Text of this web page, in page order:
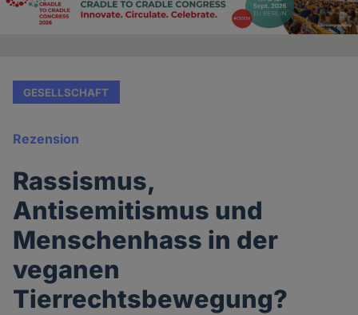
GESELLSCHAFT
Rezension
Rassismus,
Antisemitismus und
Menschenhass in der
veganen
Tierrechtsbewegung?